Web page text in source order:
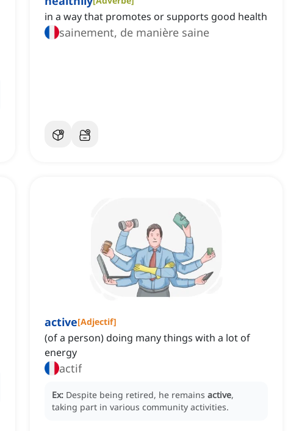
in a way that promotes or supports good health
sainement, de manière saine
active[Adjectif]
(of a person) doing many things with a lot of
energy
actif
Ex: Despite being retired, he remains active,
taking part in various community activities.